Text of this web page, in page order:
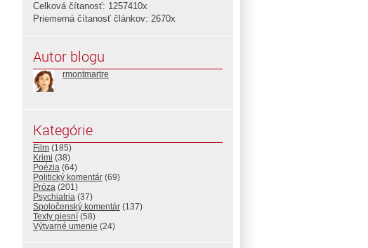
Celková čítanosť: 1257410x
Priemerná čítanosť článkov: 2670x
Autor blogu
rmontmartre
Kategórie
Film (185)
Krimi (38)
Poézia (64)
Politický komentár (69)
Próza (201)
Psychiatria (37)
Spoločenský komentár (137)
Texty piesní (58)
Výtvarné umenie (24)